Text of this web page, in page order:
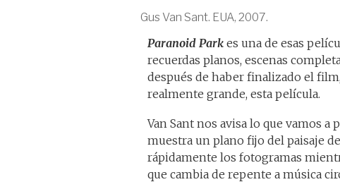
Gus Van Sant. EUA, 2007.
Paranoid Park es una de esas
recuerdas planos, escenas
después de haber finalizado el
realmente grande, esta película.
Van Sant nos avisa lo que vamos
muestra un plano fijo del paisaje
rápidamente los fotogramas
que cambia de repente a música